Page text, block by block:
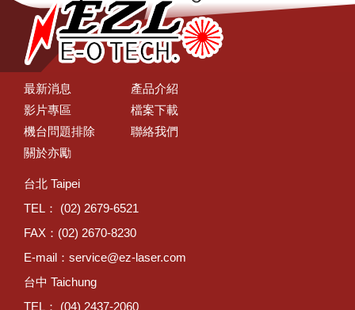
最新消息
產品介紹
影片專區
檔案下載
機台問題排除
聯絡我們
關於亦勵
台北 Taipei
TEL： (02) 2679-6521
FAX：(02) 2670-8230
E-mail： service@ez-laser.com
台中 Taichung
TEL： (04) 2437-2060